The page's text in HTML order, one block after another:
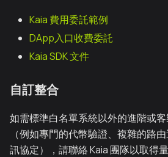
Kaia 費用委託範例
DApp入口收費委託
Kaia SDK 文件
自訂整合
如需標準白名單系統以外的進階或
（例如專門的代幣驗證、複雜的路
訊協定），請聯絡 Kaia 團隊以取得